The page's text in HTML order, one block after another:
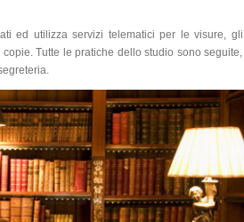
ed utilizza servizi telematici per le visure, gli
Tutte le pratiche dello studio sono